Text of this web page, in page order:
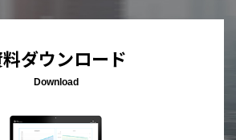
料ダウンロード
Download